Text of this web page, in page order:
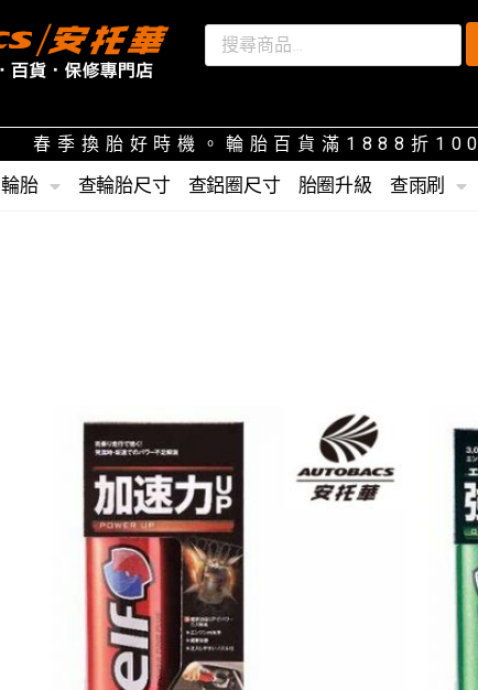
春季換胎好時機。輪胎百貨滿1888折100
輪胎 查輪胎尺寸 查鋁圈尺寸 胎圈升級 查雨刷